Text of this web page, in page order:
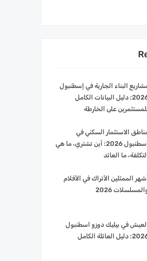
البناء الجارية في إسطنبول
2026: دليل البيانات الكامل
على الخارطة
الاستثمار السكني في
إسطنبول 2026: أين تشتري، ما هي
ما العائد
الممثلين الأتراك في الأفلام
2026
في بيليك دوزو اسطنبول
دليل العائلة الكامل